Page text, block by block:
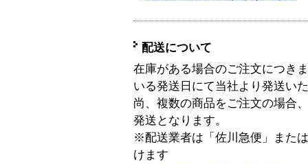
配送について
在庫がある場合のご注文につき
いる発送日にて当社より発送い
尚、複数の商品をご注文の場合
発送となります。
※配送業者は「佐川急便」また
けます